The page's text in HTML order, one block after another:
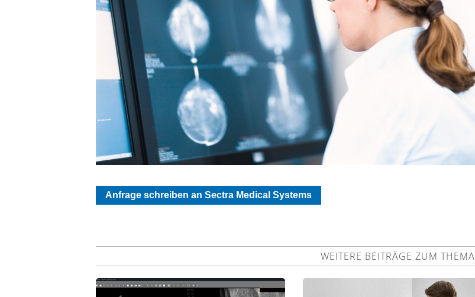
Anfrage schreiben an Sectra Medical Systems
WEITERE BEITRÄGE ZUM THEMA